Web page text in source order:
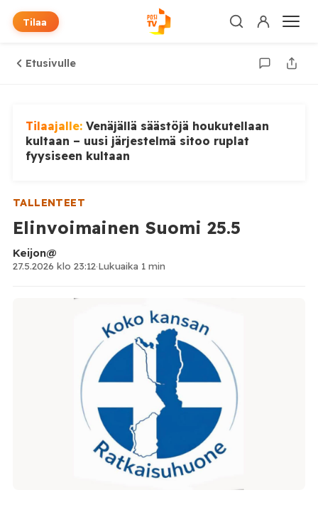
Tilaa
Etusivulle
Tilaajalle: Venäjällä säästöjä houkutellaan
kultaan – uusi järjestelmä sitoo ruplat
fyysiseen kultaan
TALLENTEET
Elinvoimainen Suomi 25.5
Keijon@
27.5.2026 klo 23:12·Lukuaika 1 min